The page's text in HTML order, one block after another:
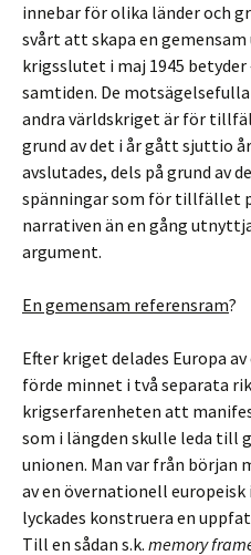
innebar för olika länder och
svårt att skapa en
krigsslutet i maj 1945
samtiden. De
andra världskriget är för
grund av det i år gått sjuttio
avslutades, dels på grund av
spänningar som för tillfället
narrativen än en gång
argument.
En gemensam referensram?
Efter kriget delades Europa
förde minnet i två separata
krigserfarenheten att
som i längden skulle leda till
unionen. Man var från början
av en övernationell
lyckades konstruera en
Till en sådan s.k. memory